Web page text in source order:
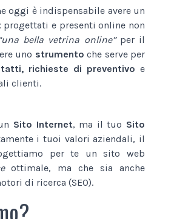
oggi è indispensabile avere un
progettati e presenti online non
bella vetrina online”per il
uno strumento che serve per
richieste di preventivo e
clienti.
Sito Internet, ma il tuo Sito
i tuoi valori aziendali, il
per te un sito web
ottimale, ma che sia anche
di ricerca (SEO).